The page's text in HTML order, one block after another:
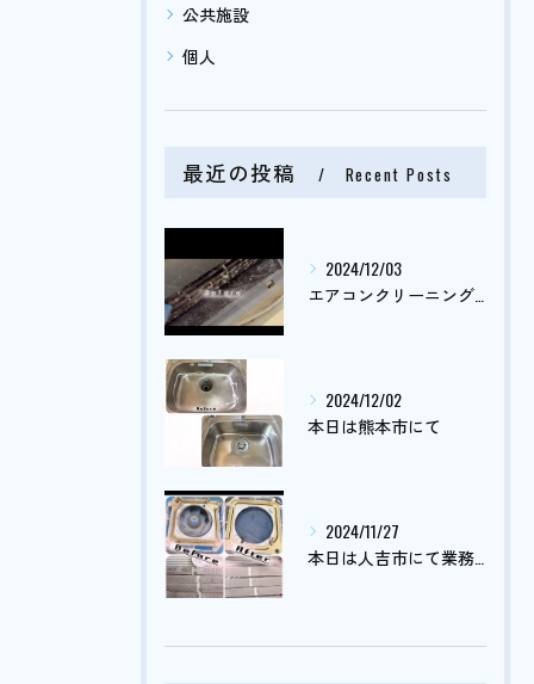
公共施設
個人
最近の投稿 Recent Posts
2024/12/03
2024/12/02
本日は熊本市にて
2024/11/27